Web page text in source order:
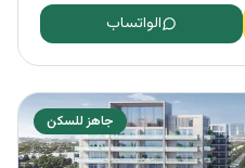
الواتساب
جاهز للسكن